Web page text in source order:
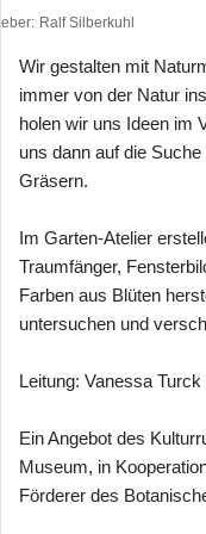
Ralf Silberkuhl
Wir gestalten mit
immer von der Natur
holen wir uns Ideen im
uns dann auf die
Gräsern.
Im Garten-Atelier
Traumfänger,
Farben aus Blüten
untersuchen und
Leitung: Vanessa
Ein Angebot des
Museum, in
Förderer des